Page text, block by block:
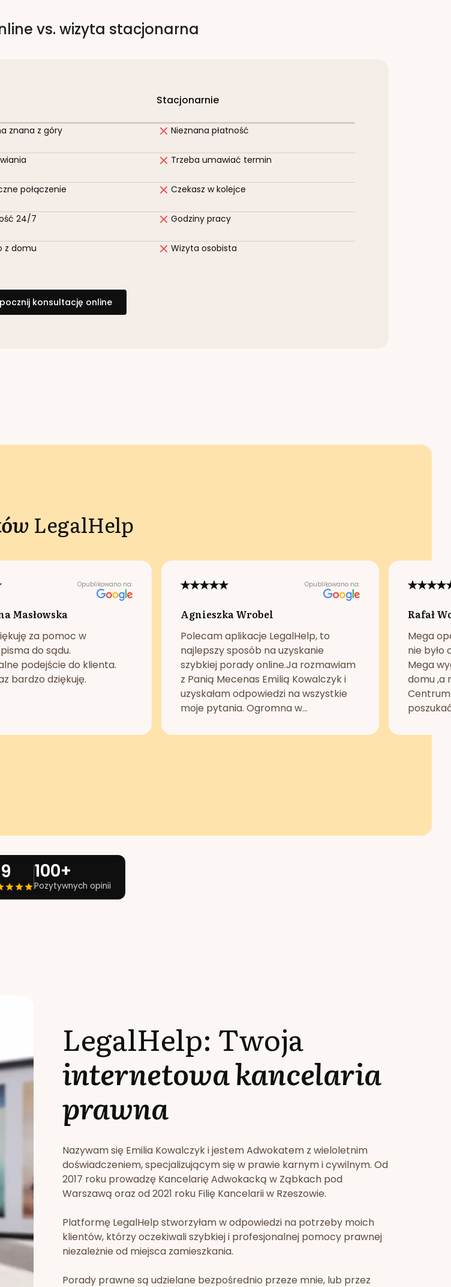
vs. wizyta stacjonarna
Stacjonarnie
znana z góry Nieznana płatność
Trzeba umawiać termin
połączenie Czekasz w kolejce
24/7 Godziny pracy
z domu Wizyta osobista
konsultację online
LegalHelp
Opublikowano na:
Masłowska
za pomoc w
do sądu.
podejście do klienta.
bardzo dziękuję.
Opublikowano na:
Agnieszka Wrobel
Polecam aplikacje LegalHelp, to
najlepszy sposób na uzyskanie
szybkiej porady online.Ja rozmawiam
z Panią Mecenas Emilią Kowalczyk i
uzyskałam odpowiedzi na wszystkie
moje pytania. Ogromna w...
Rafał
Mega
nie było
Mega
domu ,a
100+
Pozytywnych opinii
LegalHelp: Twoja
internetowa kancelaria
prawna
Nazywam się Emilia Kowalczyk i jestem Adwokatem z wieloletnim
doświadczeniem, specjalizującym się w prawie karnym i cywilnym. Od
2017 roku prowadzę Kancelarię Adwokacką w Ząbkach pod
Warszawą oraz od 2021 roku Filię Kancelarii w Rzeszowie.
Platformę LegalHelp stworzyłam w odpowiedzi na potrzeby moich
klientów, którzy oczekiwali szybkiej i profesjonalnej pomocy prawnej
niezależnie od miejsca zamieszkania.
Porady prawne są udzielane bezpośrednio przeze mnie, lub przez